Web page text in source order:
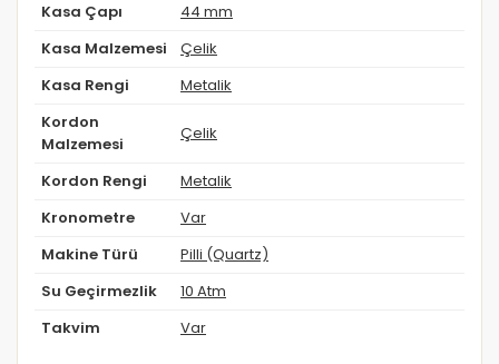
Kasa Çapı 44 mm
Kasa Malzemesi Çelik
Kasa Rengi Metalik
Kordon
Malzemesi
Çelik
Kordon Rengi Metalik
Kronometre Var
Makine Türü Pilli (Quartz)
Su Geçirmezlik 10 Atm
Takvim Var